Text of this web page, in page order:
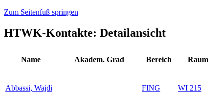
Zum Seitenfuß springen
HTWK-Kontakte: Detailansicht
Name Akadem. Grad Bereich Raum
Abbassi, Wajdi FING WI 215